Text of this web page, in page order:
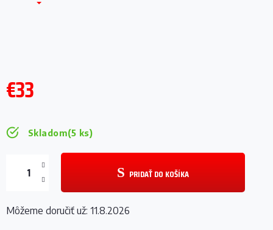
€33
Skladom(5 ks)
PRIDAŤ DO KOŠÍKA
Môžeme doručiť už: 11.8.2026